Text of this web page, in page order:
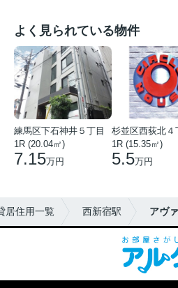
よく見られている物件
練馬区下石神井５丁目
1R (20.04㎡)
7.15万円
杉並区西荻北４
1R (15.35㎡)
5.5万円
居住用一覧 西新宿駅 アヴ